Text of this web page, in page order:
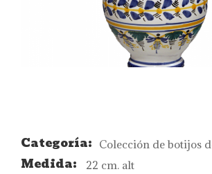
Categoría: Colección de botijos
Medida: 22 cm. alt